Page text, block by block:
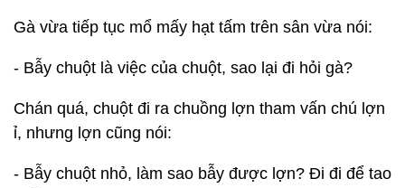
Gà vừa tiếp tục mổ mấy hạt tấm trên sân vừa nói:
- Bẫy chuột là việc của chuột, sao lại đi hỏi gà?
Chán quá, chuột đi ra chuồng lợn tham vấn chú lợn
ỉ, nhưng lợn cũng nói:
- Bẫy chuột nhỏ, làm sao bẫy được lợn? Đi đi để tao